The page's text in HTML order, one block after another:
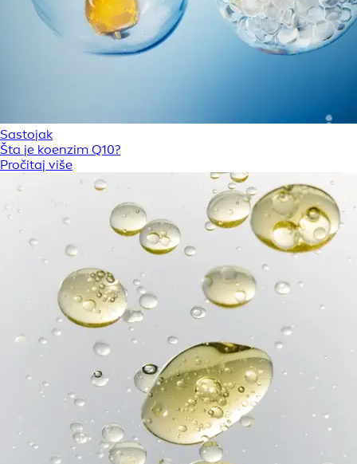
Sastojak
Šta je koenzim Q10?
Pročitaj više